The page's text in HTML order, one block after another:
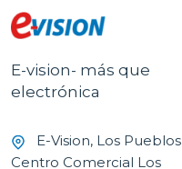
E-vision- más que
electrónica
E-Vision, Los Pueblos
Centro Comercial Los